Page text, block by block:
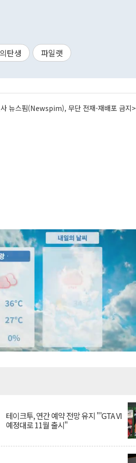
탄생 파일랫
뉴스핌(Newspim), 무단 전재-재배포 금지>
테이크투, 연간 예약 전망 유지 "'GTA VI
예정대로 11월 출시"